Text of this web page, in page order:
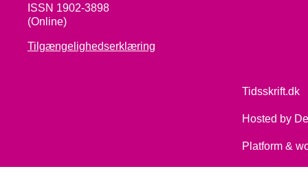
ISSN 1902-3898
(Online)
Tilgængelighedserklæring